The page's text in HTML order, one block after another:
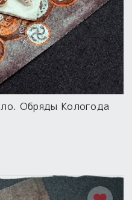
Обряды Кологода